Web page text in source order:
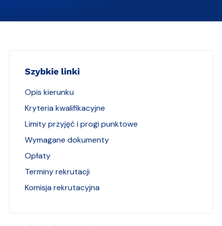
Szybkie linki
Opis kierunku
Kryteria kwalifikacyjne
Limity przyjęć i progi punktowe
Wymagane dokumenty
Opłaty
Terminy rekrutacji
Komisja rekrutacyjna